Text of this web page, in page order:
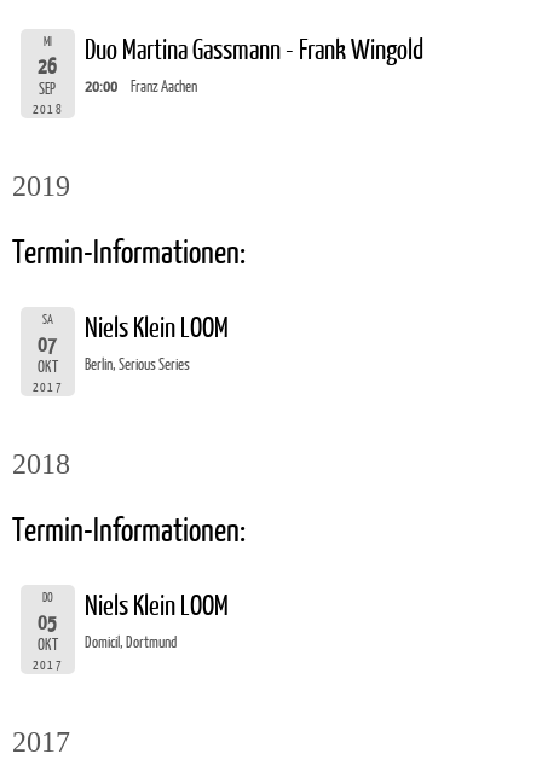
MI
26
SEP
2018
Duo Martina Gassmann - Frank Wingold
20:00 Franz Aachen
2019
Termin-Informationen:
SA
07
OKT
2017
Niels Klein LOOM
Berlin, Serious Series
2018
Termin-Informationen:
DO
05
OKT
2017
Niels Klein LOOM
Domicil, Dortmund
2017